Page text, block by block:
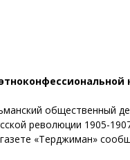
общественный
революции 1905-
«Терджиман»